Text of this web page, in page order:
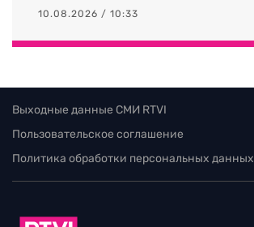
10.08.2026 / 10:33
Выходные данные СМИ RTVI
Пользовательское соглашение
Политика обработки персональных данных